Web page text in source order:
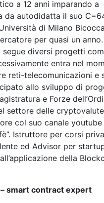
a 12 anni imparando a
da autodidatta il suo
di Milano
per quasi un
diversi progetti
entra nel
reti-telecomunicazioni e
allo sviluppo di
e Forze
settore delle
col suo canale youtube
Istruttore per corsi
ed Advisor per
della
smart contract expert